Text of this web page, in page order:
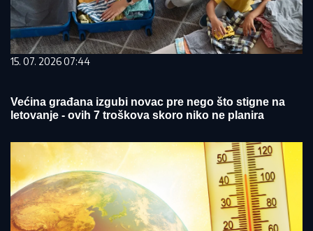
15. 07. 2026 07:44
Većina građana izgubi novac pre nego što stigne na
letovanje - ovih 7 troškova skoro niko ne planira